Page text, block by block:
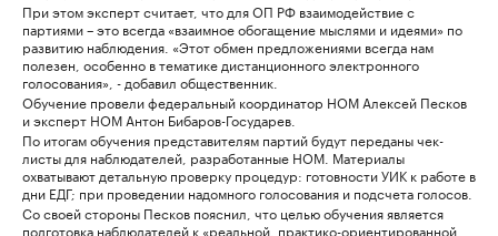
При этом эксперт считает, что для ОП РФ взаимодействие с
партиями – это всегда «взаимное обогащение мыслями и идеями» по
развитию наблюдения. «Этот обмен предложениями всегда нам
полезен, особенно в тематике дистанционного электронного
голосования», - добавил общественник.
Обучение провели федеральный координатор НОМ Алексей Песков
и эксперт НОМ Антон Бибаров-Государев.
По итогам обучения представителям партий будут переданы чек-
листы для наблюдателей, разработанные НОМ. Материалы
охватывают детальную проверку процедур: готовности УИК к работе в
дни ЕДГ; при проведении надомного голосования и подсчета голосов.
Со своей стороны Песков пояснил, что целью обучения является
подготовка наблюдателей к «реальной, практико-ориентированной